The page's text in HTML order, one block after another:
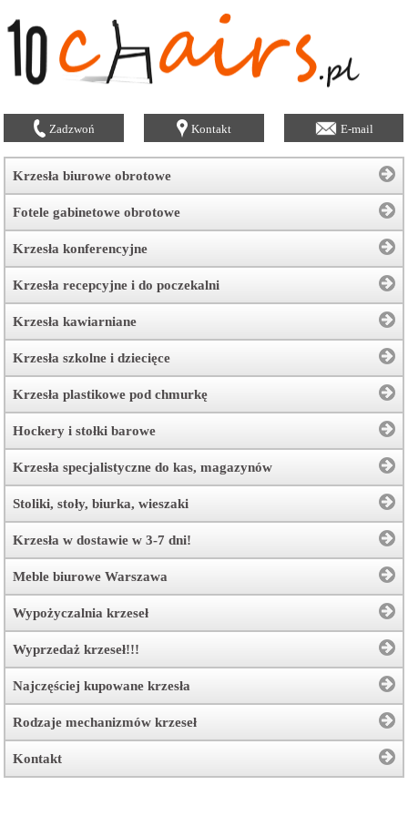
Zadzwoń Kontakt E-mail
Krzesła biurowe obrotowe
Fotele gabinetowe obrotowe
Krzesła konferencyjne
Krzesła recepcyjne i do poczekalni
Krzesła kawiarniane
Krzesła szkolne i dziecięce
Krzesła plastikowe pod chmurkę
Hockery i stołki barowe
Krzesła specjalistyczne do kas, magazynów
Stoliki, stoły, biurka, wieszaki
Krzesła w dostawie w 3-7 dni!
Meble biurowe Warszawa
Wypożyczalnia krzeseł
Wyprzedaż krzeseł!!!
Najczęściej kupowane krzesła
Rodzaje mechanizmów krzeseł
Kontakt